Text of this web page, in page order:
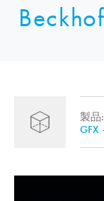
製品:
GFX